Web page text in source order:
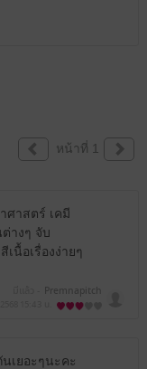
หน้าที่ 1
ศาสตร์ เคมี
างๆ จับ
นื้อเรื่องง่ายๆ
Premnapitch
เยอะๆนะคะ